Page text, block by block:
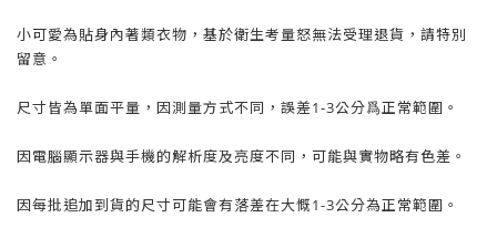
小可愛為貼身內著類衣物，基於衛生考量怒無法受理退貨，請特別
留意。
尺寸皆為單面平量，因測量方式不同，誤差1-3公分爲正常範圍。
因電腦顯示器與手機的解析度及亮度不同，可能與實物略有色差。
因每批追加到貨的尺寸可能會有落差在大慨1-3公分為正常範圍。